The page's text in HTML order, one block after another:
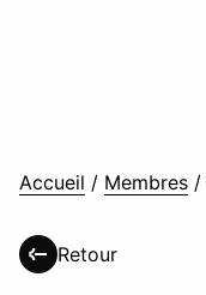
Accueil / Membres /
Retour